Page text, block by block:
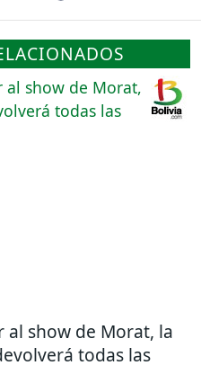
al show de Morat, la
todas las